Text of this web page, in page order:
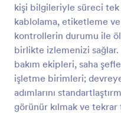
kişi bilgileriyle süreci
kablolama, etiketleme
kontrollerin durumu ile
birlikte izlemenizi
bakım ekipleri, saha
işletme birimleri;
adımlarını
görünür kılmak ve
integrasyonunu
listelerinizi Google
hesaplarınıza
listelerini kalem ve
Ofis Günlük Temizlik
kullanın ve zamandan